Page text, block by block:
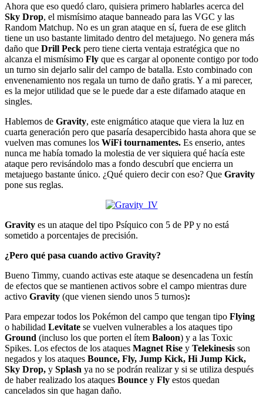
Ahora que eso quedó claro, quisiera primero hablarles acerca del
Sky Drop, el mismísimo ataque banneado para las VGC y las
Random Matchup. No es un gran ataque en sí, fuera de ese glitch
tiene un uso bastante limitado dentro del metajuego. No genera más
daño que Drill Peck pero tiene cierta ventaja estratégica que no
alcanza el mismísimo Fly que es cargar al oponente contigo por todo
un turno sin dejarlo salir del campo de batalla. Esto combinado con
envenenamiento nos regala un turno de daño gratis. Y a mi parecer,
es la mejor utilidad que se le puede dar a este difamado ataque en
singles.
Hablemos de Gravity, este enigmático ataque que viera la luz en
cuarta generación pero que pasaría desapercibido hasta ahora que se
vuelven mas comunes los WiFi tournamentes. Es enserio, antes
nunca me había tomado la molestia de ver siquiera qué hacía este
ataque pero revisándolo mas a fondo descubrí que encierra un
metajuego bastante único. ¿Qué quiero decir con eso? Que Gravity
pone sus reglas.
Gravity es un ataque del tipo Psíquico con 5 de PP y no está
sometido a porcentajes de precisión.
¿Pero qué pasa cuando activo Gravity?
Bueno Timmy, cuando activas este ataque se desencadena un festín
de efectos que se mantienen activos sobre el campo mientras dure
activo Gravity (que vienen siendo unos 5 turnos):
Para empezar todos los Pokémon del campo que tengan tipo Flying
o habilidad Levitate se vuelven vulnerables a los ataques tipo
Ground (incluso los que porten el ítem Baloon) y a las Toxic
Spikes. Los efectos de los ataques Magnet Rise y Telekinesis son
negados y los ataques Bounce, Fly, Jump Kick, Hi Jump Kick,
Sky Drop, y Splash ya no se podrán realizar y si se utiliza después
de haber realizado los ataques Bounce y Fly estos quedan
cancelados sin que hagan daño.